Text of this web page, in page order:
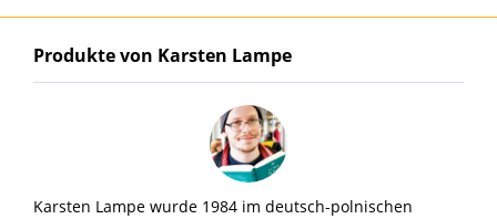
Produkte von Karsten Lampe
Karsten Lampe wurde 1984 im deutsch-polnischen